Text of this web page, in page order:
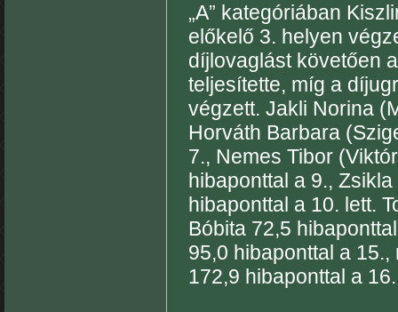
„A” kategóriában
előkelő 3. helyen
díjlovaglást követően
teljesítette, míg a
végzett. Jakli Norina
Horváth Barbara
7., Nemes Tibor
hibaponttal a 9.,
hibaponttal a 10. lett.
Bóbita 72,5
95,0 hibaponttal a
172,9 hibaponttal a